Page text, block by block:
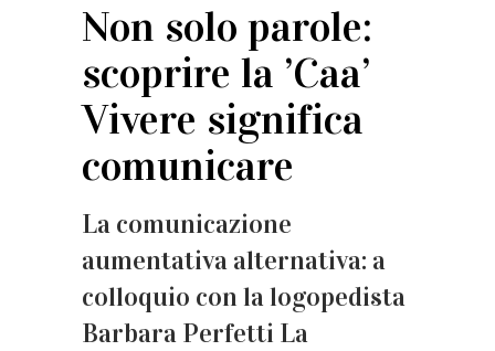
Non solo parole:
scoprire la ’Caa’
Vivere significa
comunicare
La comunicazione
aumentativa alternativa: a
colloquio con la logopedista
Barbara Perfetti La